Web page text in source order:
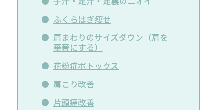
ふくらはぎ痩せ
肩まわりのサイズダウン（肩を
華奢にする）
花粉症ボトックス
肩こり改善
片頭痛改善